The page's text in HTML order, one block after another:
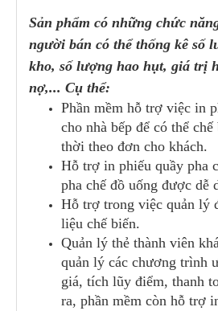
Sản phẩm có những chức
người bán có thể thống kê số
kho, số lượng hao hụt, giá trị
nợ,... Cụ thể:
Phần mềm hỗ trợ việc in
cho nhà bếp để có thể
thời theo đơn cho khách.
Hỗ trợ in phiếu quầy pha
pha chế đồ uống được dễ
Hỗ trợ trong việc quản lý
liệu chế biến.
Quản lý thẻ thành viên
quản lý các chương trình
giá, tích lũy điểm, thanh
ra, phần mềm còn hỗ trợ